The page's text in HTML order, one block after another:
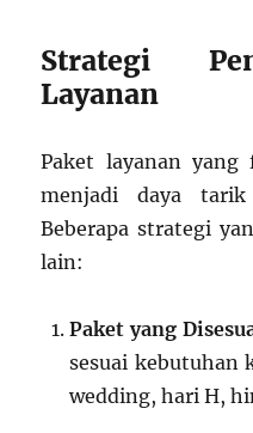
Strategi
Layanan
Paket layanan yang
menjadi daya
Beberapa strategi
lain:
Paket yang
sesuai kebutuhan
wedding, hari H,